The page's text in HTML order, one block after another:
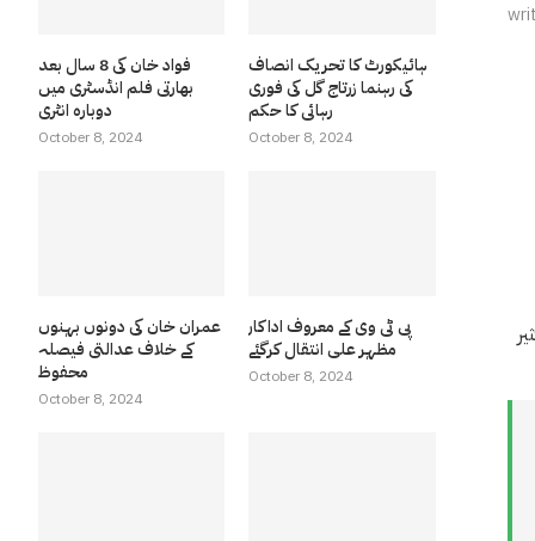
فواد خان کی 8 سال بعد
بھارتی فلم انڈسٹری میں
دوبارہ انٹری
October 8, 2024
ہائیکورٹ کا تحریک انصاف
کی رہنما زرتاج گل کی فوری
رہائی کا حکم
October 8, 2024
عمران خان کی دونوں بہنوں
کے خلاف عدالتی فیصلہ
محفوظ
October 8, 2024
پی ٹی وی کے معروف اداکار
مظہر علی انتقال کرگئے
October 8, 2024